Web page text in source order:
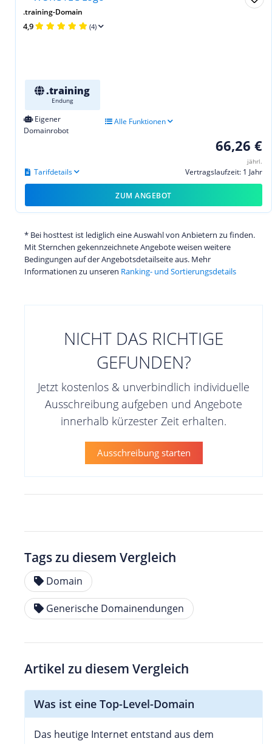
.training-Domain
4,9 (4)
.training
Endung
Eigener
Domainrobot
Alle Funktionen
66,26 €
jährl.
Vertragslaufzeit: 1 Jahr
Tarifdetails
ZUM ANGEBOT
* Bei hosttest ist lediglich eine Auswahl von Anbietern zu finden.
Mit Sternchen gekennzeichnete Angebote weisen weitere
Bedingungen auf der Angebotsdetailseite aus. Mehr
Informationen zu unseren Ranking- und Sortierungsdetails
NICHT DAS RICHTIGE
GEFUNDEN?
Jetzt kostenlos & unverbindlich individuelle
Ausschreibung aufgeben und Angebote
innerhalb kürzester Zeit erhalten.
Ausschreibung starten
Tags zu diesem Vergleich
Domain
Generische Domainendungen
Artikel zu diesem Vergleich
Was ist eine Top-Level-Domain
Das heutige Internet entstand aus dem